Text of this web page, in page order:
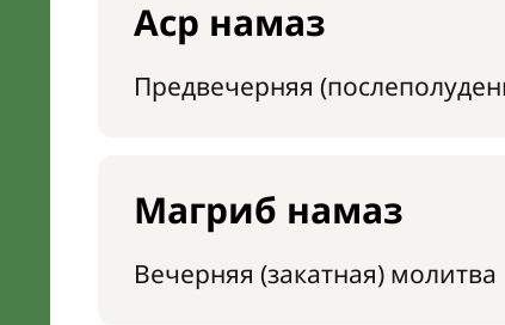
Аср намаз
Предвечерняя
Магриб намаз
Вечерняя (закатная) молитва